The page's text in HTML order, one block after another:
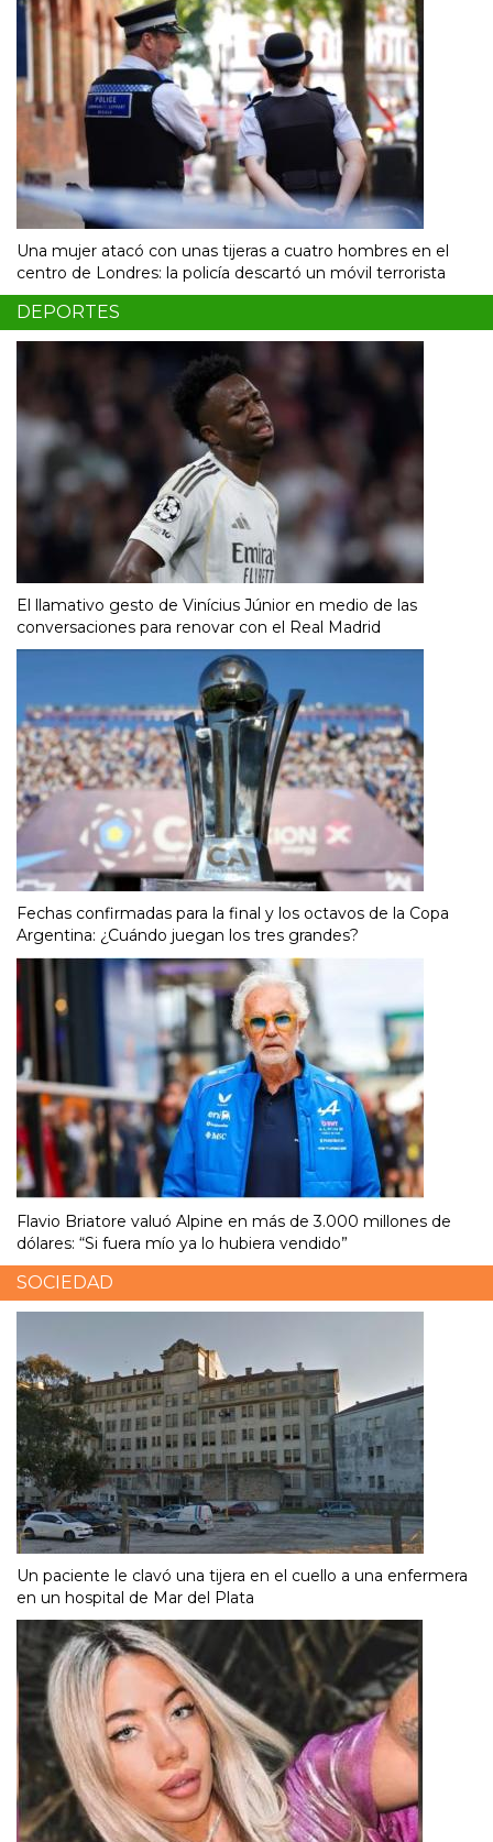
Una mujer atacó con unas tijeras a cuatro hombres en el
centro de Londres: la policía descartó un móvil terrorista
DEPORTES
El llamativo gesto de Vinícius Júnior en medio de las
conversaciones para renovar con el Real Madrid
Fechas confirmadas para la final y los octavos de la Copa
Argentina: ¿Cuándo juegan los tres grandes?
Flavio Briatore valuó Alpine en más de 3.000 millones de
dólares: “Si fuera mío ya lo hubiera vendido”
SOCIEDAD
Un paciente le clavó una tijera en el cuello a una enfermera
en un hospital de Mar del Plata